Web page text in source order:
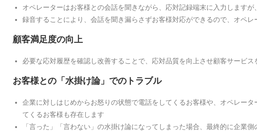
オペレーターはお客様との会話を聞きながら、応対記録端末に入力します
録音することにより、会話を聞き漏らさずお客様対応ができるので、オペ
顧客満足度の向上
必要な応対履歴を確認し改善することで、応対品質を向上させ顧客サービス
お客様との「水掛け論」でのトラブル
企業に対しはじめからお怒りの状態で電話をしてくるお客様や、オペレー
てくるお客様も存在します
「言った」「言わない」の水掛け論になってしまった場合、最終的に企業